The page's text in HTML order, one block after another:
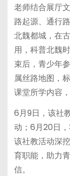
老师结合展厅
路起源、通行
北魏都城，在
用，科普北魏
束后，青少年
属丝路地图，
课堂所学内容
6月9日，该社
动；6月20日，
该社教活动深
育职能，助力
信。